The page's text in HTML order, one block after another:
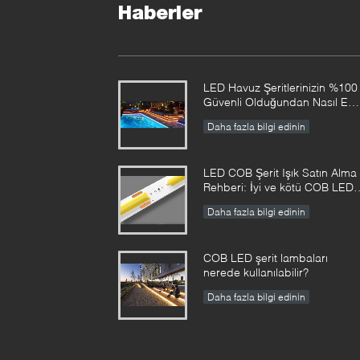
Haberler
LED Havuz Şeritlerinizin %100
Güvenli Olduğundan Nasıl Emin
Daha fazla bilgi edinin
LED COB Şerit Işık Satın Alma
Rehberi: İyi ve kötü COB LED
Daha fazla bilgi edinin
COB LED şerit lambaları
nerede kullanılabilir?
Daha fazla bilgi edinin